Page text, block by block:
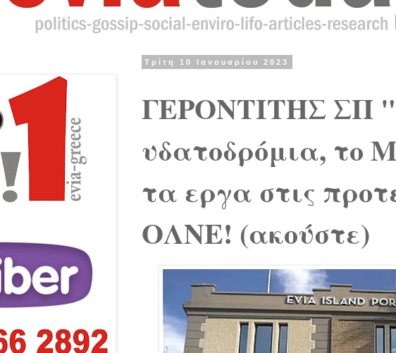
Τρίτη 10 Ιανουαρίου 2023
ΓΕΡΟΝΤΙΤΗΣ ΣΠ
υδατοδρόμια, το
τα εργα στις
ΟΛΝΕ! (ακούστε)